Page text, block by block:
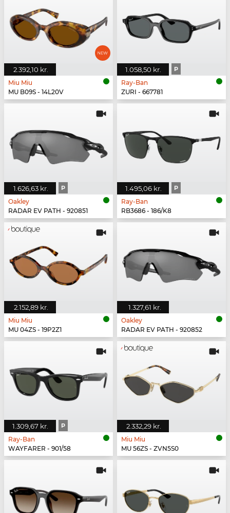
2.392,10 kr.
Miu Miu
MU B09S - 14L20V
1.058,50 kr. P
Ray-Ban
ZURI - 667781
1.626,63 kr. P
Oakley
RADAR EV PATH - 920851
1.495,06 kr. P
Ray-Ban
RB3686 - 186/K8
2.152,89 kr.
Miu Miu
MU 04ZS - 19P2Z1
1.327,61 kr.
Oakley
RADAR EV PATH - 920852
1.309,67 kr. P
Ray-Ban
WAYFARER - 901/58
2.332,29 kr.
Miu Miu
MU 56ZS - ZVN5S0